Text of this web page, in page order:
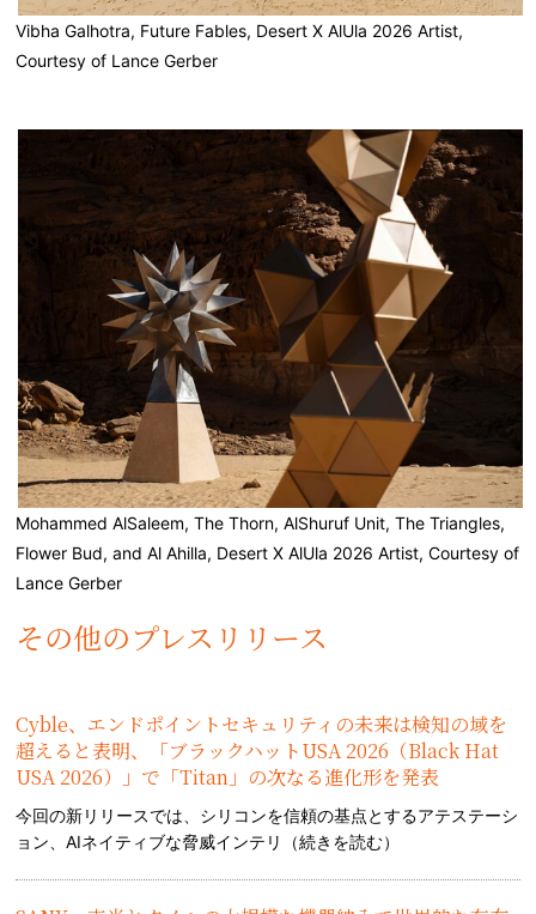
Vibha Galhotra, Future Fables, Desert X AlUla 2026 Artist,
Courtesy of Lance Gerber
Mohammed AlSaleem, The Thorn, AlShuruf Unit, The Triangles,
Flower Bud, and Al Ahilla, Desert X AlUla 2026 Artist, Courtesy of
Lance Gerber
その他のプレスリリース
Cyble、エンドポイントセキュリティの未来は検知の域を
超えると表明、「ブラックハットUSA 2026（Black Hat
USA 2026）」で「Titan」の次なる進化形を発表
今回の新リリースでは、シリコンを信頼の基点とするアテステーシ
ョン、AIネイティブな脅威インテリ（続きを読む）